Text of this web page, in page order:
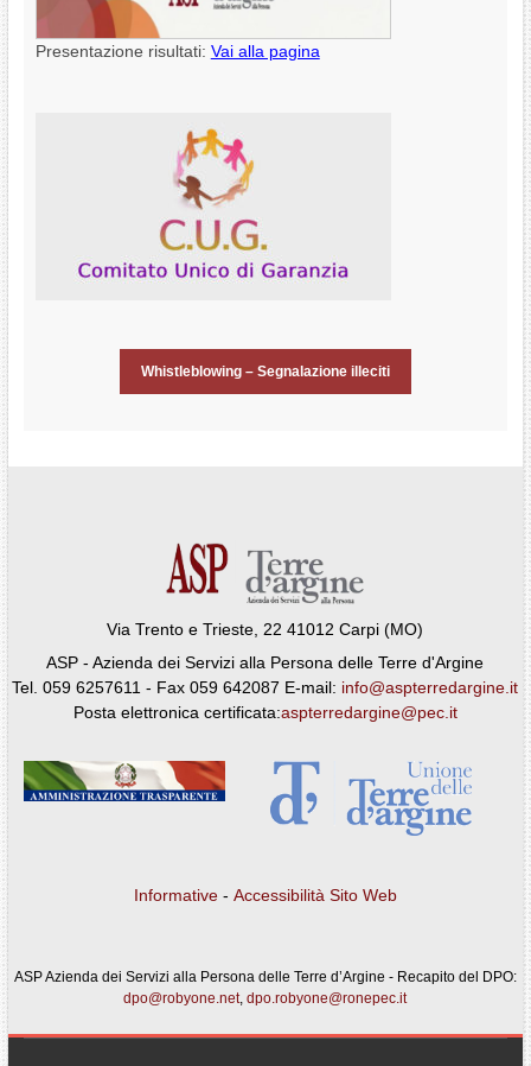
Presentazione risultati: Vai alla pagina
Whistleblowing – Segnalazione illeciti
Via Trento e Trieste, 22 41012 Carpi (MO)
ASP - Azienda dei Servizi alla Persona delle Terre d'Argine
Tel. 059 6257611 - Fax 059 642087 E-mail: info@aspterredargine.it
Posta elettronica certificata:aspterredargine@pec.it
Informative - Accessibilità Sito Web
ASP Azienda dei Servizi alla Persona delle Terre d’Argine - Recapito del DPO:
dpo@robyone.net,dpo.robyone@ronepec.it